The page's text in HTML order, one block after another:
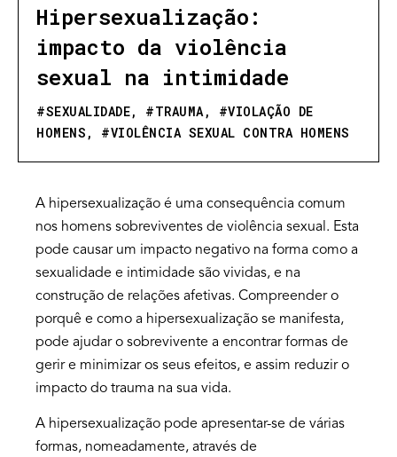
Hipersexualização:
impacto da violência
sexual na intimidade
#SEXUALIDADE, #TRAUMA, #VIOLAÇÃO DE
HOMENS , #VIOLÊNCIA SEXUAL CONTRA HOMENS
A hipersexualização é uma consequência comum
nos homens sobreviventes de violência sexual. Esta
pode causar um impacto negativo na forma como a
sexualidade e intimidade são vividas, e na
construção de relações afetivas. Compreender o
porquê e como a hipersexualização se manifesta,
pode ajudar o sobrevivente a encontrar formas de
gerir e minimizar os seus efeitos, e assim reduzir o
impacto do trauma na sua vida.
A hipersexualização pode apresentar-se de várias
formas, nomeadamente, através de